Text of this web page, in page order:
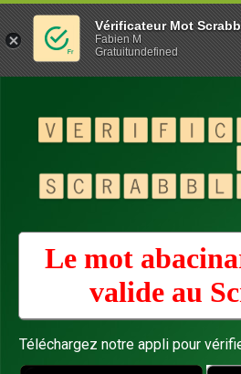
Le mot
valide au
Téléchargez notre appli pour
Vérificateur Mot
Fabien M
Gratuitundefined